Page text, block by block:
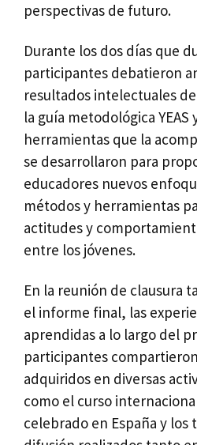
perspectivas de futuro.
Durante los dos días que
participantes debatieron
resultados intelectuales
la guía metodológica YEAS
herramientas que la
se desarrollaron para
educadores nuevos
métodos y herramientas
actitudes y
entre los jóvenes.
En la reunión de clausura
el informe final, las
aprendidas a lo largo del
participantes
adquiridos en diversas
como el curso
celebrado en España y los